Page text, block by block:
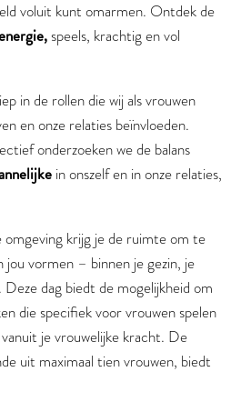
voluit kunt omarmen. Ontdek de
speels, krachtig en vol
in de rollen die wij als vrouwen
en onze relaties beïnvloeden.
onderzoeken we de balans
in onszelf en in onze relaties,
omgeving krijg je de ruimte om te
jou vormen – binnen je gezin, je
dag biedt de mogelijkheid om
die specifiek voor vrouwen spelen
je vrouwelijke kracht. De
uit maximaal tien vrouwen, biedt